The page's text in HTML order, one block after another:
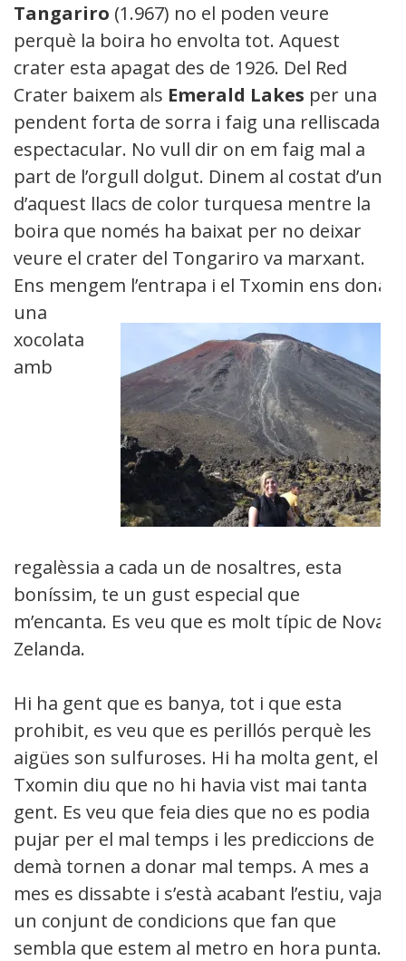
Tangariro (1.967) no el poden veure
perquè la boira ho envolta tot. Aquest
crater esta apagat des de 1926. Del Red
Crater baixem als Emerald Lakes per una
pendent forta de sorra i faig una relliscada
espectacular. No vull dir on em faig mal a
part de l’orgull dolgut. Dinem al costat d’un
d’aquest llacs de color turquesa mentre la
boira que només ha baixat per no deixar
veure el crater del Tongariro va marxant.
Ens mengem l’entrapa i el Txomin ens dona
una
xocolata
amb
regalèssia a cada un de nosaltres, esta
boníssim, te un gust especial que
m’encanta. Es veu que es molt típic de Nova
Zelanda.
Hi ha gent que es banya, tot i que esta
prohibit, es veu que es perillós perquè les
aigües son sulfuroses. Hi ha molta gent, el
Txomin diu que no hi havia vist mai tanta
gent. Es veu que feia dies que no es podia
pujar per el mal temps i les prediccions de
demà tornen a donar mal temps. A mes a
mes es dissabte i s’està acabant l’estiu, vaja
un conjunt de condicions que fan que
sembla que estem al metro en hora punta.